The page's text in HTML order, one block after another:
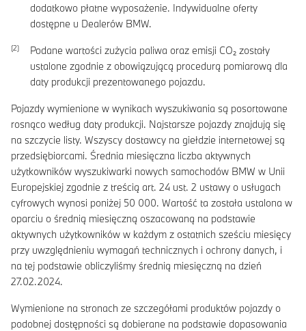
dodatkowo płatne wyposażenie. Indywidualne oferty
dostępne u Dealerów BMW.
Podane wartości zużycia paliwa oraz emisji CO₂ zostały
ustalone zgodnie z obowiązującą procedurą pomiarową dla
daty produkcji prezentowanego pojazdu.
Pojazdy wymienione w wynikach wyszukiwania są posortowane
rosnąco według daty produkcji. Najstarsze pojazdy znajdują się
na szczycie listy. Wszyscy dostawcy na giełdzie internetowej są
przedsiębiorcami. Średnia miesięczna liczba aktywnych
użytkowników wyszukiwarki nowych samochodów BMW w Unii
Europejskiej zgodnie z treścią art. 24 ust. 2 ustawy o usługach
cyfrowych wynosi poniżej 50 000. Wartość ta została ustalona w
oparciu o średnią miesięczną oszacowaną na podstawie
aktywnych użytkowników w każdym z ostatnich sześciu miesięcy
przy uwzględnieniu wymagań technicznych i ochrony danych, i
na tej podstawie obliczyliśmy średnią miesięczną na dzień
27.02.2024.
Wymienione na stronach ze szczegółami produktów pojazdy o
podobnej dostępności są dobierane na podstawie dopasowania